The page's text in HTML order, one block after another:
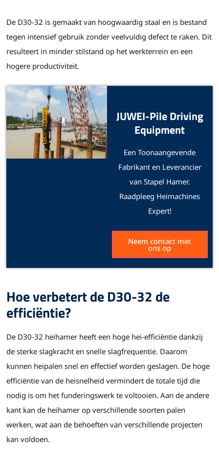
De D30-32 is gemaakt van hoogwaardig staal en is bestand
tegen intensief gebruik zonder veelvuldig defect te raken. Dit
resulteert in minder stilstand op het werkterrein en een
hogere productiviteit.
JUWEI-Pile Driving
Equipment
Een Toonaangevende
Fabrikant en Leverancier
van Stapel Hamer.
Raadpleeg Heimachines
Expert!
Neem contact met
ons op
Hoe verbetert de D30-32 de
efficiëntie?
De D30-32 heihamer heeft een hoge hei-efficiëntie dankzij
de sterke slagkracht en snelle slagfrequentie. Daarom
kunnen heipalen snel en effectief worden geslagen. De hoge
efficiëntie van de heisnelheid vermindert de totale tijd die
nodig is om het funderingswerk te voltooien. Aan de andere
kant kan de heihamer op verschillende soorten palen
werken, wat aan de behoeften van verschillende projecten
kan voldoen.